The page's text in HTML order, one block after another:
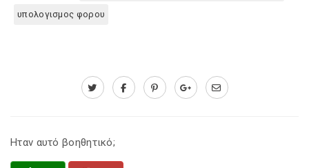
υπολογισμος φορου
Ηταν αυτό βοηθητικό;